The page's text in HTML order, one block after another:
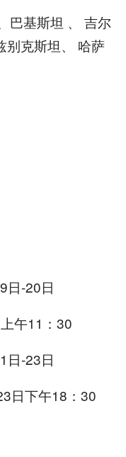
巴基斯坦 、 吉尔
别克斯坦、 哈萨
-20日
午11：30
-23日
下午18：30